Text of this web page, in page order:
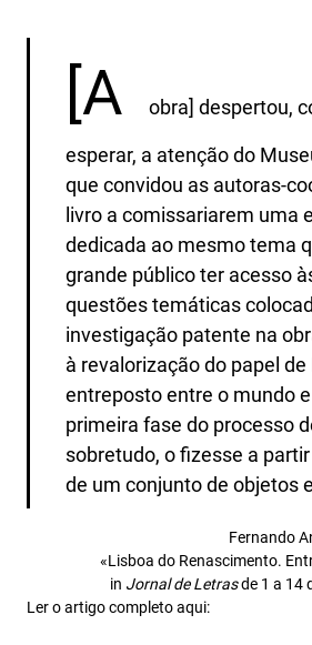
[A obra] despertou,
esperar, a atenção do
que convidou as autoras-
livro a comissariarem uma
dedicada ao mesmo tema
grande público ter acesso
questões temáticas
investigação patente na
à revalorização do papel
entreposto entre o mundo
primeira fase do processo
sobretudo, o fizesse a
de um conjunto de objetos
Fernando
«Lisboa do Renascimento.
in Jornal de Letrasde 1 a 14
Ler o artigo completo aqui: